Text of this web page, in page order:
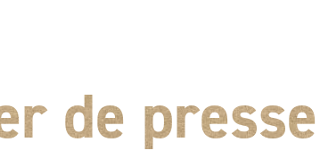
de presse